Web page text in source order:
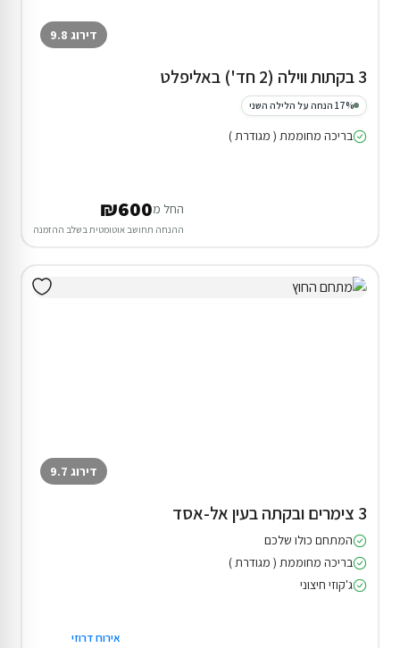
דירוג 9.8
3 בקתות ווילה (2 חד') באליפלט
17% הנחה על הלילה השני
בריכה מחוממת ( מגודרת )
החל מ₪600
ההנחה תחושב אוטומטית בשלב ההזמנה
דירוג 9.7
3 צימרים ובקתה בעין אל-אסד
המתחם כולו שלכם
בריכה מחוממת ( מגודרת )
ג'קוזי חיצוני
אירוח דרוזי